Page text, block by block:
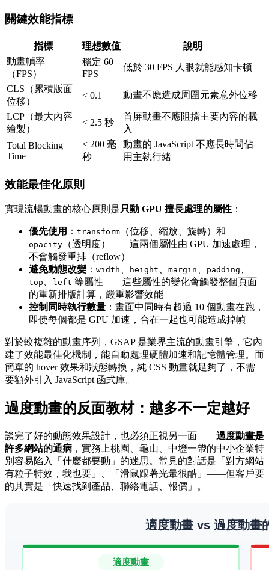
關鍵效能指標
指標 理想數值
說明
動畫幀率
（FPS）
穩定 60
FPS
低於 30 FPS 人眼就能感知卡頓
CLS（累積版面
位移）
< 0.1 動畫不應造成周圍元素意外位移
LCP（最大內容
繪製）
< 2.5 秒
首屏動畫不應阻擋主要內容的載
入
Total Blocking
Time
< 200 毫
秒
動畫的 JavaScript 不應長時間佔
用主執行緒
效能最佳化原則
實現流暢動畫的核心原則是只動 GPU 擅長處理的屬性 ：
優先使用 ： transform （位移、縮放、旋轉）和
opacity （透明度）——這兩個屬性由 GPU 加速處理，
不會觸發重排（reflow）
避免動態改變： width height margin padding
top left 等屬性——這些屬性的變化會觸發整個頁面
的重新排版計算，嚴重影響效能
控制同時執行數量 ：畫面中同時有超過 10 個動畫在跑，
即使每個都是 GPU 加速，合在一起也可能造成掉幀
對於較複雜的動畫序列，GSAP 是業界主流的動畫引擎，它內
建了效能最佳化機制，能自動處理硬體加速和記憶體管理。而
簡單的 hover 效果和狀態轉換，純 CSS 動畫就足夠了，不需
要額外引入 JavaScript 函式庫。
過度動畫的反面教材：越多不一定越好
談完了好的動態效果設計，也必須正視另一面——過度動畫是
許多網站的通病 ，實務上桃園、龜山、中壢一帶的中小企業特
別容易陷入「什麼都要動」的迷思。常見的對話是「對方網站
有粒子特效，我也要」、「滑鼠跟著光暈很酷」——但客戶要
的其實是「快速找到產品、聯絡電話、報價」。